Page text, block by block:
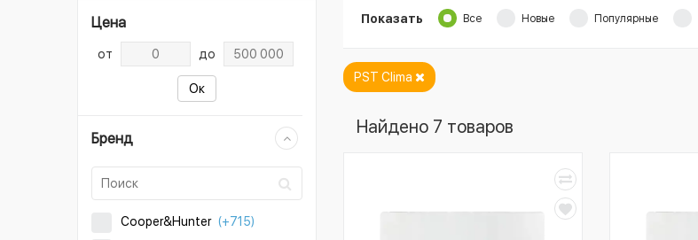
Цена
от до
Ок
Бренд
Cooper&Hunter (+715)
Показать Все Новые Популярные
PST Clima
Найдено 7 товаров